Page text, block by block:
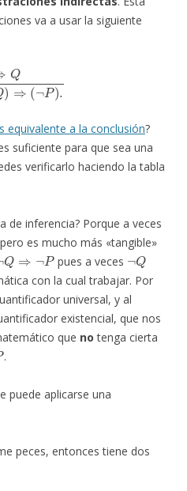
va a usar la siguiente
(¬ Q)
equivalente a la conclusión?
suficiente para que sea una
verificarlo haciendo la tabla
de inferencia? Porque a veces
es mucho más «tangible»
Q⇒ ¬P
pues a veces
¬Q
con la cual trabajar. Por
universal, y al
existencial, que nos
que no tenga cierta
.
puede aplicarse una
peces, entonces tiene dos